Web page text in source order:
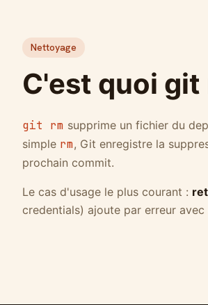
Nettoyage
C'est quoi git
git rm supprime un fichier du
simple rm, Git enregistre la
prochain commit.
Le cas d'usage le plus courant :
credentials) ajoute par erreur avec